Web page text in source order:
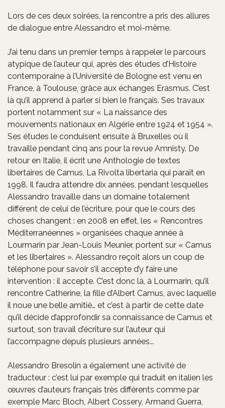
Lors de ces deux soirées, la rencontre a pris des allures
de dialogue entre Alessandro et moi-même.
J’ai tenu dans un premier temps à rappeler le parcours
atypique de l’auteur qui, après des études d’Histoire
contemporaine à l’Université de Bologne est venu en
France, à Toulouse, grâce aux échanges Erasmus. C’est
là qu’il apprend à parler si bien le français. Ses travaux
portent notamment sur « La naissance des
mouvements nationaux en Algérie entre 1924 et 1954 ».
Ses études le conduisent ensuite à Bruxelles où il
travaille pendant cinq ans pour la revue Amnisty. De
retour en Italie, il écrit une Anthologie de textes
libertaires de Camus, La Rivolta libertaria qui paraît en
1998. Il faudra attendre dix années, pendant lesquelles
Alessandro travaille dans un domaine totalement
différent de celui de l’écriture, pour que le cours des
choses changent : en 2008 en effet, les « Rencontres
Méditerranéennes » organisées chaque année à
Lourmarin par Jean-Louis Meunier, portent sur « Camus
et les libertaires ». Alessandro reçoit alors un coup de
téléphone pour savoir s’il accepte d’y faire une
intervention : il accepte. C’est donc là, à Lourmarin, qu’il
rencontre Catherine, la fille d’Albert Camus, avec laquelle
il noue une belle amitié… et c’est à partir de cette date
qu’il décide d’approfondir sa connaissance de Camus et
surtout, son travail d’écriture sur l’auteur qui
l’accompagne depuis plusieurs années...
Alessandro Bresolin a également une activité de
traducteur : c’est lui par exemple qui traduit en italien les
œuvres d’auteurs français très différents comme par
exemple Marc Bloch, Albert Cossery, Armand Guerra,